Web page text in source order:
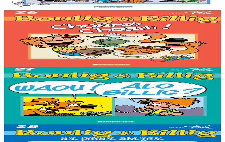
Stok diviet
Stok diviet
Bannoù-heol
C'hoarzh c'hoazh !
Stok diviet
Stok diviet
Bannoù-heol
Waou ! Alo Billig ?
Stok diviet
Bannoù-heol